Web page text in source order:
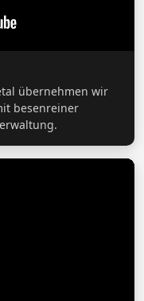
übernehmen wir
besenreiner